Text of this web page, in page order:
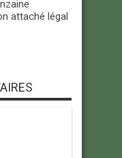
attaché légal